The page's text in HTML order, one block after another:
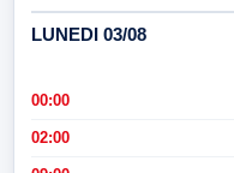
LUNEDI 03/08
00:00
02:00